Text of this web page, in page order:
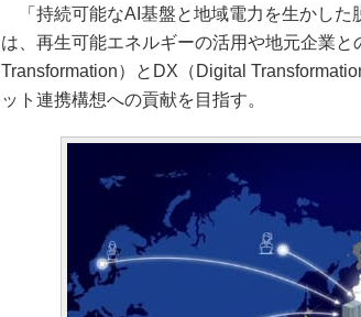
「持続可能なAI基盤と地域電力を生かした
は、再生可能エネルギーの活用や地元企業
Transformation）とDX（Digital
ット連携構想への貢献を目指す。